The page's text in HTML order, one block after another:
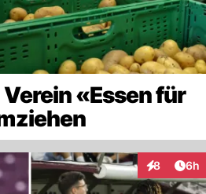
«Essen für
8 6h